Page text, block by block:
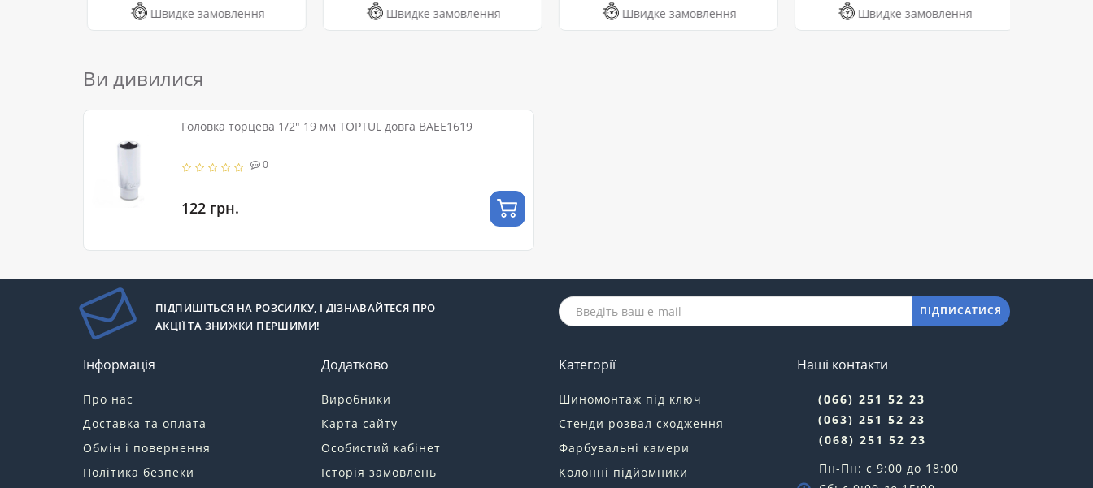
Швидке замовлення Швидке замовлення Швидке замовлення Швидке замовлення
Ви дивилися
Головка торцева 1/2" 19 мм TOPTUL довга BAEE1619
0
122 грн.
ПІДПИШІТЬСЯ НА РОЗСИЛКУ, І ДІЗНАВАЙТЕСЯ ПРО
АКЦІЇ ТА ЗНИЖКИ ПЕРШИМИ!
ПІДПИСАТИСЯ
Інформація
Про нас
Доставка та оплата
Обмін і повернення
Політика безпеки
Додатково
Виробники
Карта сайту
Особистий кабінет
Історія замовлень
Категорії
Шиномонтаж під ключ
Стенди розвал сходження
Фарбувальні камери
Колонні підйомники
Наші контакти
(066) 251 52 23
(063) 251 52 23
(068) 251 52 23
Пн-Пн: с 9:00 до 18:00